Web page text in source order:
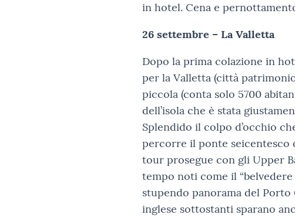
in hotel. Cena e
26 settembre – La Valletta
Dopo la prima colazione in
per la Valletta (città
piccola (conta solo 5700
dell’isola che è stata
Splendido il colpo d’occhio
percorre il ponte seicentesco
tour prosegue con gli Upper
tempo noti come il “belvedere
stupendo panorama del Porto
inglese sottostanti sparano